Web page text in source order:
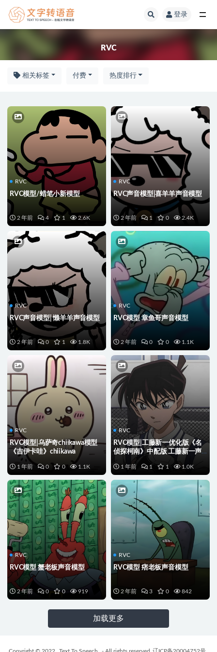
登录
RVC
相关标签 付费 热度排行
RVC
RVC模型/蜡笔小新模型
2 年前 4 1 2.6K
RVC
RVC声音模型|喜羊羊声音模型
2 年前 1 0 2.4K
RVC
RVC声音模型| 懒羊羊声音模型
2 年前 0 1 1.8K
RVC
RVC模型 章鱼哥声音模型
2 年前 0 0 1.1K
RVC
RVC模型|乌萨奇chiikawa模型
《吉伊卡哇》chiikawa
1 年前 0 0 1.1K
RVC
RVC模型|工藤新一优化版《名
侦探柯南》中配版 工藤新一声
1 年前 1 1 1.0K
RVC
RVC模型 蟹老板声音模型
2 年前 0 0 919
RVC
RVC模型 痞老板声音模型
2 年前 3 0 842
加载更多